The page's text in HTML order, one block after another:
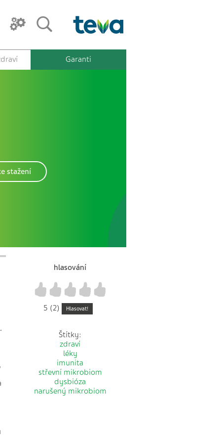
Garanti
stažení
hlasování
4
3
2
1
5 (2) Hlasovat!
Štítky:
zdraví
léky
imunita
střevní mikrobiom
dysbióza
narušený mikrobiom